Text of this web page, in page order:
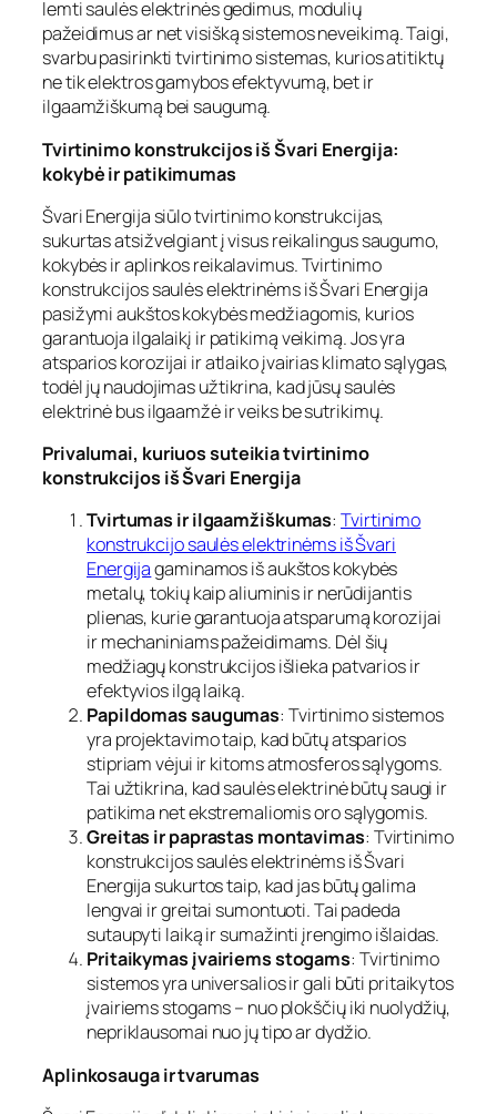
lemti saulės elektrinės gedimus, modulių
pažeidimus ar net visišką sistemos neveikimą. Taigi,
svarbu pasirinkti tvirtinimo sistemas, kurios atitiktų
ne tik elektros gamybos efektyvumą, bet ir
ilgaamžiškumą bei saugumą.
Tvirtinimo konstrukcijos iš Švari Energija:
kokybė ir patikimumas
Švari Energija siūlo tvirtinimo konstrukcijas,
sukurtas atsižvelgiant į visus reikalingus saugumo,
kokybės ir aplinkos reikalavimus. Tvirtinimo
konstrukcijos saulės elektrinėms iš Švari Energija
pasižymi aukštos kokybės medžiagomis, kurios
garantuoja ilgalaikį ir patikimą veikimą. Jos yra
atsparios korozijai ir atlaiko įvairias klimato sąlygas,
todėl jų naudojimas užtikrina, kad jūsų saulės
elektrinė bus ilgaamžė ir veiks be sutrikimų.
Privalumai, kuriuos suteikia tvirtinimo
konstrukcijos iš Švari Energija
Tvirtumas ir ilgaamžiškumas:Tvirtinimo
konstrukcijo saulės elektrinėms iš Švari
Energijagaminamos iš aukštos kokybės
metalų, tokių kaip aliuminis ir nerūdijantis
plienas, kurie garantuoja atsparumą korozijai
ir mechaniniams pažeidimams. Dėl šių
medžiagų konstrukcijos išlieka patvarios ir
efektyvios ilgą laiką.
Papildomas saugumas: Tvirtinimo sistemos
yra projektavimo taip, kad būtų atsparios
stipriam vėjui ir kitoms atmosferos sąlygoms.
Tai užtikrina, kad saulės elektrinė būtų saugi ir
patikima net ekstremaliomis oro sąlygomis.
Greitas ir paprastas montavimas: Tvirtinimo
konstrukcijos saulės elektrinėms iš Švari
Energija sukurtos taip, kad jas būtų galima
lengvai ir greitai sumontuoti. Tai padeda
sutaupyti laiką ir sumažinti įrengimo išlaidas.
Pritaikymas įvairiems stogams: Tvirtinimo
sistemos yra universalios ir gali būti pritaikytos
įvairiems stogams – nuo plokščių iki nuolydžių,
nepriklausomai nuo jų tipo ar dydžio.
Aplinkosauga ir tvarumas